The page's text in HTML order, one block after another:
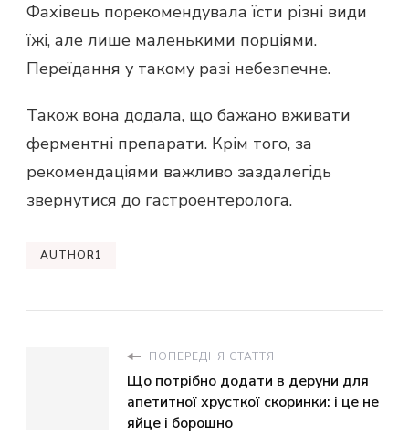
Фахівець порекомендувала їсти різні види
їжі, але лише маленькими порціями.
Переїдання у такому разі небезпечне.
Також вона додала, що бажано вживати
ферментні препарати. Крім того, за
рекомендаціями важливо заздалегідь
звернутися до гастроентеролога.
AUTHOR1
ПОПЕРЕДНЯ СТАТТЯ
Що потрібно додати в деруни для
апетитної хрусткої скоринки: і це не
яйце і борошно